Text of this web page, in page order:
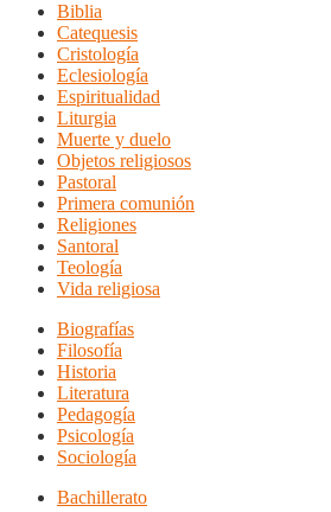
Biblia
Catequesis
Cristología
Eclesiología
Espiritualidad
Liturgia
Muerte y duelo
Objetos religiosos
Pastoral
Primera comunión
Religiones
Santoral
Teología
Vida religiosa
Biografías
Filosofía
Historia
Literatura
Pedagogía
Psicología
Sociología
Bachillerato